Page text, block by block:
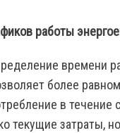
работы
времени
более
в течение
текущие затраты,